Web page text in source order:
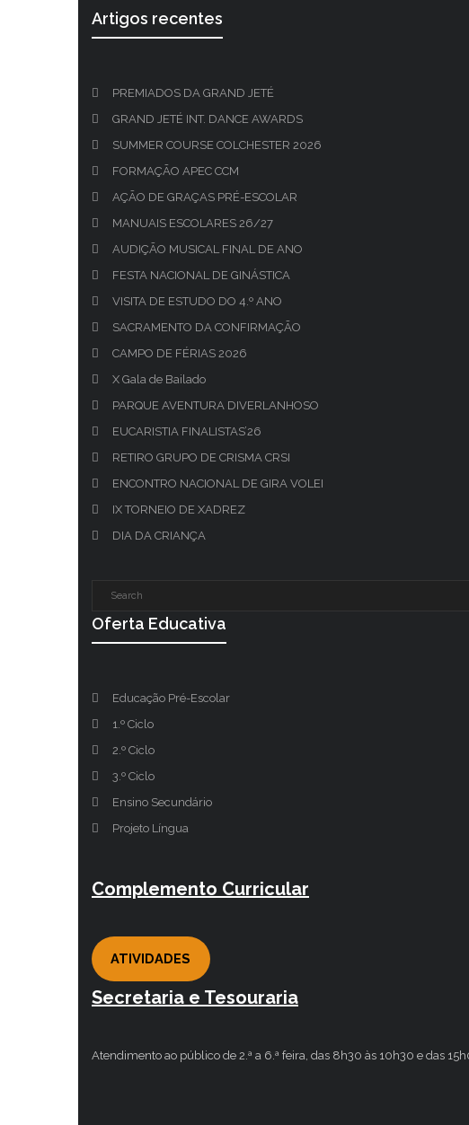
Artigos recentes
PREMIADOS DA GRAND JETÉ
GRAND JETÉ INT. DANCE AWARDS
SUMMER COURSE COLCHESTER 2026
FORMAÇÃO APEC CCM
AÇÃO DE GRAÇAS PRÉ-ESCOLAR
MANUAIS ESCOLARES 26/27
AUDIÇÃO MUSICAL FINAL DE ANO
FESTA NACIONAL DE GINÁSTICA
VISITA DE ESTUDO DO 4.º ANO
SACRAMENTO DA CONFIRMAÇÃO
CAMPO DE FÉRIAS 2026
X Gala de Bailado
PARQUE AVENTURA DIVERLANHOSO
EUCARISTIA FINALISTAS’26
RETIRO GRUPO DE CRISMA CRSI
ENCONTRO NACIONAL DE GIRA VOLEI
IX TORNEIO DE XADREZ
DIA DA CRIANÇA
Oferta Educativa
Educação Pré-Escolar
1.º Ciclo
2.º Ciclo
3.º Ciclo
Ensino Secundário
Projeto Língua
Complemento Curricular
ATIVIDADES
Secretaria e Tesouraria
Atendimento ao público de 2.ª a 6.ª feira, das 8h30 às 10h30 e das